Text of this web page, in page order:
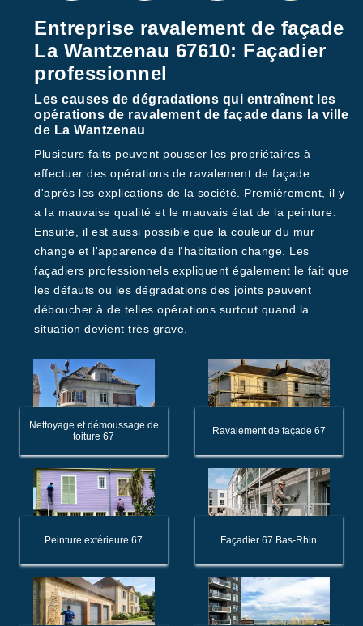
Entreprise ravalement de façade
La Wantzenau 67610: Façadier
professionnel
Les causes de dégradations qui entraînent les
opérations de ravalement de façade dans la ville
de La Wantzenau
Plusieurs faits peuvent pousser les propriétaires à
effectuer des opérations de ravalement de façade
d'après les explications de la société. Premièrement, il y
a la mauvaise qualité et le mauvais état de la peinture.
Ensuite, il est aussi possible que la couleur du mur
change et l'apparence de l'habitation change. Les
façadiers professionnels expliquent également le fait que
les défauts ou les dégradations des joints peuvent
déboucher à de telles opérations surtout quand la
situation devient très grave.
Nettoyage et démoussage de
toiture 67
Ravalement de façade 67
Peinture extérieure 67 Façadier 67 Bas-Rhin